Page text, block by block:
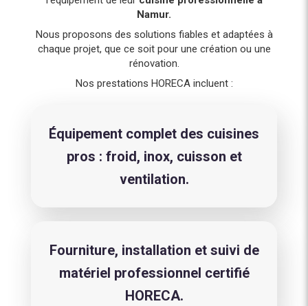
Namur.
Nous proposons des solutions fiables et adaptées à
chaque projet, que ce soit pour une création ou une
rénovation.
Nos prestations HORECA incluent :
Équipement complet des cuisines
pros : froid, inox, cuisson et
ventilation.
Fourniture, installation et suivi de
matériel professionnel certifié
HORECA.